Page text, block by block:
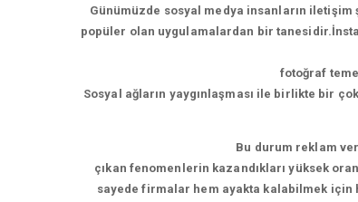
Günümüzde sosyal medya insanların
popüler olan uygulamalardan bir
fotoğraf
Sosyal ağların yaygınlaşması ile birlikte bir
Bu durum reklam
çıkan fenomenlerin kazandıkları yüksek
sayede firmalar hem ayakta kalabilmek için